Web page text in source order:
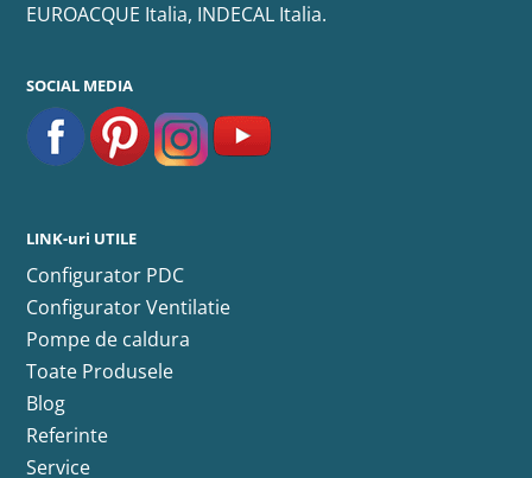
EUROACQUE Italia, INDECAL Italia.
SOCIAL MEDIA
LINK-uri UTILE
Configurator PDC
Configurator Ventilatie
Pompe de caldura
Toate Produsele
Blog
Referinte
Service